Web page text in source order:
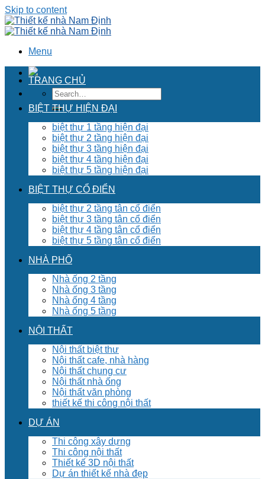
Skip to content
Menu
TRANG CHỦ
BIỆT THỰ HIỆN ĐẠI
biệt thự 1 tầng hiện đại
biệt thự 2 tầng hiện đại
biệt thự 3 tầng hiện đại
biệt thự 4 tầng hiện đại
biệt thự 5 tầng hiện đại
BIỆT THỰ CỔ ĐIỂN
biệt thự 2 tầng tân cổ điển
biệt thự 3 tầng tân cổ điển
biệt thự 4 tầng tân cổ điển
biệt thự 5 tầng tân cổ điển
NHÀ PHỐ
Nhà ống 2 tầng
Nhà ống 3 tầng
Nhà ống 4 tầng
Nhà ống 5 tầng
NỘI THẤT
Nội thất biệt thư
Nội thất cafe, nhà hàng
Nội thất chung cư
Nội thất nhà ống
Nội thất văn phòng
thiết kế thi công nội thất
DỰ ÁN
Thi công xây dựng
Thi công nội thất
Thiết kế 3D nội thất
Dự án thiết kế nhà đẹp